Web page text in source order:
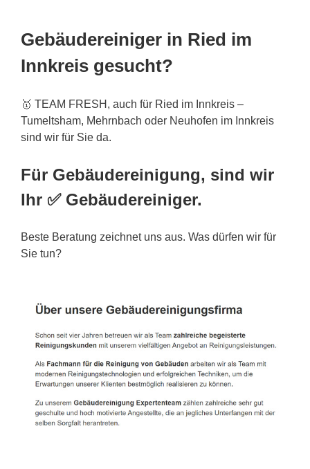
Gebäudereiniger in Ried im
Innkreis gesucht?
🥇 TEAM FRESH, auch für Ried im Innkreis –
Tumeltsham, Mehrnbach oder Neuhofen im Innkreis
sind wir für Sie da.
Für Gebäudereinigung, sind wir
Ihr ✅ Gebäudereiniger.
Beste Beratung zeichnet uns aus. Was dürfen wir für
Sie tun?